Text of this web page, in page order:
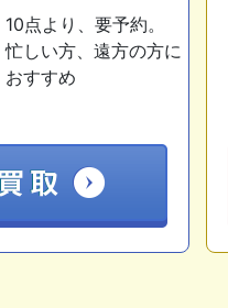
10点より、要予約。
忙しい方、遠方の方に
おすすめ